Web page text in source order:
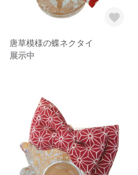
唐草模様の蝶ネクタイ
展示中